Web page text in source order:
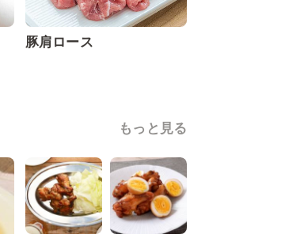
豚肩ロース
もっと見る